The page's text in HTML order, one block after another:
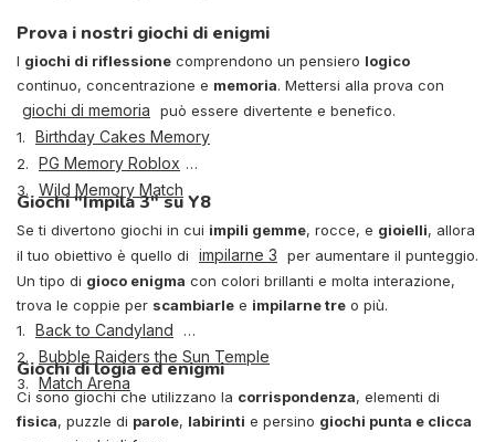
Prova i nostri giochi di enigmi
I giochi di riflessione comprendono un pensiero logico
continuo, concentrazione e memoria. Mettersi alla prova con
giochi di memoria
può essere divertente e benefico.
1.
Birthday Cakes Memory
2. PG Memory Roblox
3. Wild Memory Match
Giochi "Impila 3" su Y8
Se ti divertono giochi in cui impili gemme, rocce, e gioielli, allora
il tuo obiettivo è quello di
impilarne 3
per aumentare il punteggio.
Un tipo di gioco enigma con colori brillanti e molta interazione,
trova le coppie per scambiarle e impilarne tre o più.
1.
Back to Candyland
2. Bubble Raiders the Sun Temple
3. Match Arena
Giochi di logia ed enigmi
Ci sono giochi che utilizzano la corrispondenza , elementi di
fisica , puzzle di parole, labirinti e persino giochi punta e clicca